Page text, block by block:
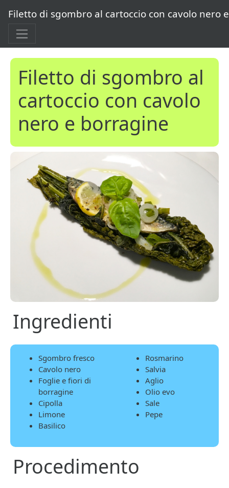
Filetto di sgombro al cartoccio con cavolo nero
Filetto di sgombro al
cartoccio con cavolo
nero e borragine
Ingredienti
Sgombro fresco
Cavolo nero
Foglie e fiori di
borragine
Cipolla
Limone
Basilico
Rosmarino
Salvia
Aglio
Olio evo
Sale
Pepe
Procedimento